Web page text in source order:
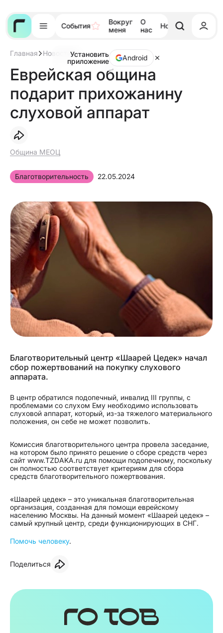
События
Вокруг
меня
О
нас
Новости Тора
Установить
приложение
Android
Главная Новости Еврейская
община
подарит
прихожанину
слуховой
аппарат
Еврейская община
подарит прихожанину
слуховой аппарат
Община МЕОЦ
Благотворительность 22.05.2024
Благотворительный центр «Шаарей Цедек» начал
сбор пожертвований на покупку слухового
аппарата.
В центр обратился подопечный, инвалид III группы, с
проблемами со слухом Ему необходимо использовать
слуховой аппарат, который, из-за тяжелого материального
положения, он себе не может позволить.
Комиссия благотворительного центра провела заседание,
на котором было принято решение о сборе средств через
сайт www.TZDAKA.ru для помощи подопечному, поскольку
он полностью соответствует критериям для сбора
средств благотворительного пожертвования.
«Шаарей цедек» – это уникальная благотворительная
организация, созданная для помощи еврейскому
населению Москвы. На данный момент «Шаарей цедек» –
самый крупный центр, среди функционирующих в СНГ.
Помочь человеку.
Поделиться